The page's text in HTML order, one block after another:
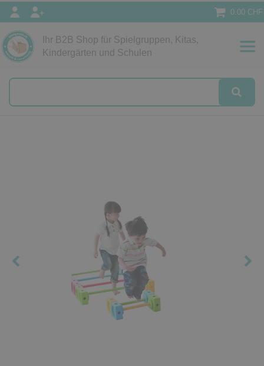
0.00 CHF
Ihr B2B Shop für Spielgruppen, Kitas,
Kindergärten und Schulen
Papeterie